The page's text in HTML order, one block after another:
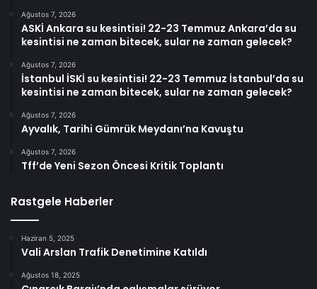
Ağustos 7, 2026
ASKİ Ankara su kesintisi! 22-23 Temmuz Ankara’da su
kesintisi ne zaman bitecek, sular ne zaman gelecek?
Ağustos 7, 2026
İstanbul İSKİ su kesintisi! 22-23 Temmuz İstanbul’da su
kesintisi ne zaman bitecek, sular ne zaman gelecek?
Ağustos 7, 2026
Ayvalık, Tarihi Gümrük Meydanı’na Kavuştu
Ağustos 7, 2026
Tff’de Yeni Sezon Öncesi Kritik Toplantı
Rastgele Haberler
Haziran 5, 2025
Vali Arslan Trafik Denetimine Katıldı
Ağustos 18, 2025